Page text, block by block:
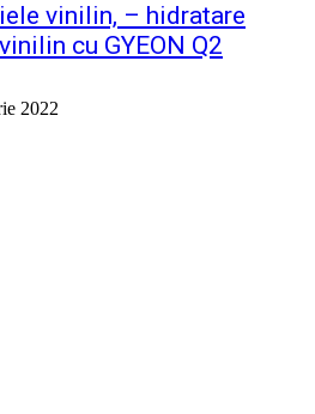
vinilin, – hidratare
cu GYEON Q2
2022